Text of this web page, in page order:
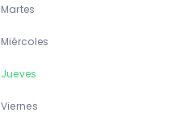
Martes
Miércoles
Jueves
Viernes